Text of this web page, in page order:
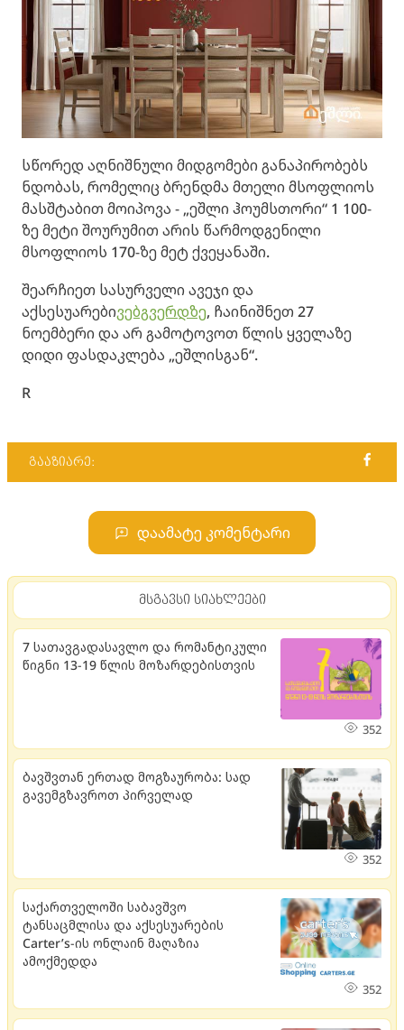
სწორედ აღნიშნული მიდგომები განაპირობებს
ნდობას, რომელიც ბრენდმა მთელი მსოფლიოს
მასშტაბით მოიპოვა - „ეშლი ჰოუმსთორი“ 1 100-
ზე მეტი შოურუმით არის წარმოდგენილი
მსოფლიოს 170-ზე მეტ ქვეყანაში.
შეარჩიეთ სასურველი ავეჯი და
აქსესუარებივებგვერდზე, ჩაინიშნეთ 27
ნოემბერი და არ გამოტოვოთ წლის ყველაზე
დიდი ფასდაკლება „ეშლისგან“.
R
გააზიარე:
დაამატე კომენტარი
მსგავსი სიახლეები
7 სათავგადასავლო და რომანტიკული
წიგნი 13-19 წლის მოზარდებისთვის
352
ბავშვთან ერთად მოგზაურობა: სად
გავემგზავროთ პირველად
352
საქართველოში საბავშვო
ტანსაცმლისა და აქსესუარების
Carter’s-ის ონლაინ მაღაზია
ამოქმედდა
352